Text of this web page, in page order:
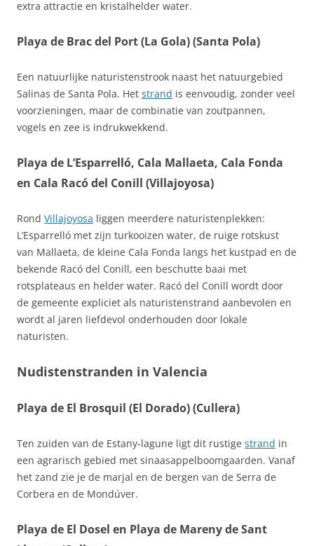
extra attractie en kristalhelder water.
Playa de Brac del Port (La Gola) (Santa Pola)
Een natuurlijke naturistenstrook naast het natuurgebied
Salinas de Santa Pola. Het strand is eenvoudig, zonder veel
voorzieningen, maar de combinatie van zoutpannen,
vogels en zee is indrukwekkend.
Playa de L’Esparrelló, Cala Mallaeta, Cala Fonda
en Cala Racó del Conill (Villajoyosa)
Rond Villajoyosa liggen meerdere naturistenplekken:
L’Esparrelló met zijn turkooizen water, de ruige rotskust
van Mallaeta, de kleine Cala Fonda langs het kustpad en de
bekende Racó del Conill, een beschutte baai met
rotsplateaus en helder water. Racó del Conill wordt door
de gemeente expliciet als naturistenstrand aanbevolen en
wordt al jaren liefdevol onderhouden door lokale
naturisten.
Nudistenstranden in Valencia
Playa de El Brosquil (El Dorado) (Cullera)
Ten zuiden van de Estany‑lagune ligt dit rustige strand in
een agrarisch gebied met sinaasappelboomgaarden. Vanaf
het zand zie je de marjal en de bergen van de Serra de
Corbera en de Mondúver.
Playa de El Dosel en Playa de Mareny de Sant